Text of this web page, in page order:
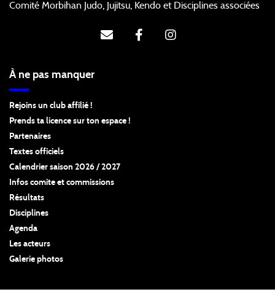
Comité Morbihan Judo, Jujitsu, Kendo et Disciplines associées
À ne pas manquer
Rejoins un club affilié !
Prends ta licence sur ton espace !
Partenaires
Textes officiels
Calendrier saison 2026 / 2027
Infos comite et commissions
Résultats
Disciplines
Agenda
Les acteurs
Galerie photos